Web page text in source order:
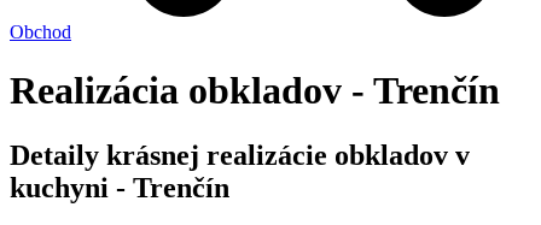
Obchod
Realizácia obkladov - Trenčín
Detaily krásnej realizácie obkladov v
kuchyni - Trenčín